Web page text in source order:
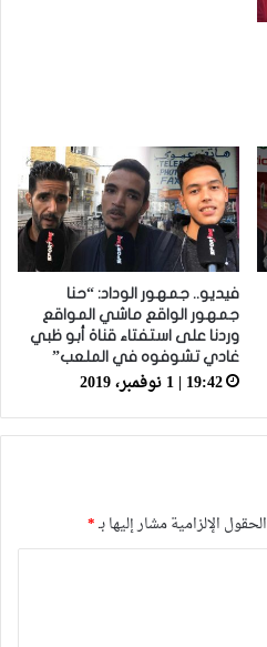
فيديو.. جمهور الوداد: “حنا
جمهور الواقع ماشي المواقع
وردنا على استفتاء قناة أبو ظبي
غادي تشوفوه في الملعب”
19:42 | 1 نوفمبر، 2019
الحقول الإلزامية مشار إليها بـ*